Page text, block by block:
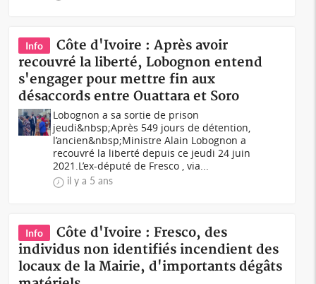
Info
Côte d'Ivoire : Après avoir
recouvré la liberté, Lobognon entend
s'engager pour mettre fin aux
désaccords entre Ouattara et Soro
Lobognon a sa sortie de prison
jeudi&nbsp;Après 549 jours de détention,
l’ancien&nbsp;Ministre Alain Lobognon a
recouvré la liberté depuis ce jeudi 24 juin
2021.L’ex-député de Fresco , via...
il y a 5 ans
Info
Côte d'Ivoire : Fresco, des
individus non identifiés incendient des
locaux de la Mairie, d'importants dégâts